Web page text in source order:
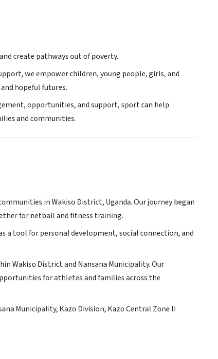
create pathways out of poverty.
we empower children, young people, girls, and
hopeful futures.
opportunities, and support, sport can help
and communities.
in Wakiso District, Uganda. Our journey began
for netball and fitness training.
a tool for personal development, social connection, and
Wakiso District and Nansana Municipality. Our
for athletes and families across the
Municipality, Kazo Division, Kazo Central Zone II